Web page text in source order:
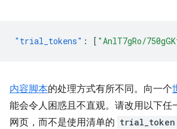
"trial_tokens" : [ "AnlT7gRo/
内容脚本的处理方式有所不同。向一个
能会令人困惑且不直观。请改用以下任
网页，而不是使用清单的 trial_token